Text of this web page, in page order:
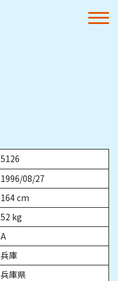
5126
1996/08/27
164cm
52 kg
A
兵庫
兵庫県